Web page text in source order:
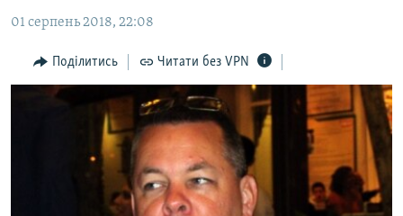
основної
навігації
Перейти
до
БЛОГИ
ПОГЛЯД
ІНТЕРВ'Ю
ВСЕ ЗА ДЕНЬ
СПЕЦПРОЕКТИ
ЯК ОБІЙТИ БЛОКУВАННЯ
01 серпень 2018, 22:08
Поділитись Читати без VPN